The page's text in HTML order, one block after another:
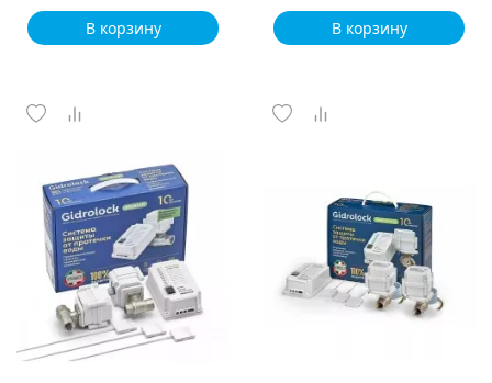
В корзину В корзину